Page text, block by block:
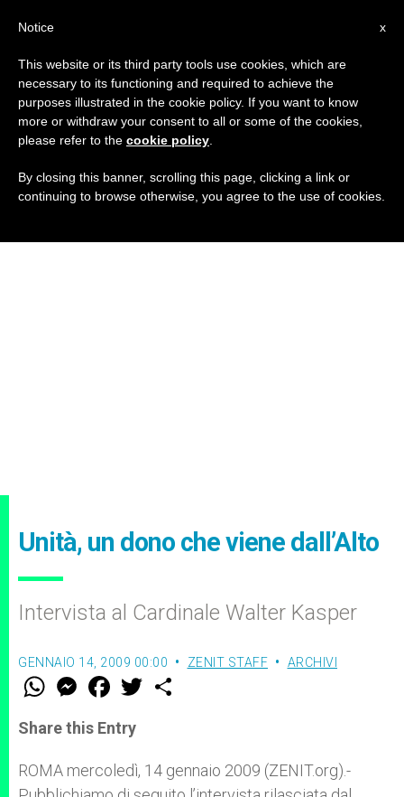
Unità, un dono che viene dall’Alto
Intervista al Cardinale Walter Kasper
GENNAIO 14, 2009 00:00 ZENIT STAFF ARCHIVI
W
t
s
p
p
M
e
s
e
g
e
F
a
e
b
o
k
w
r
Share this Entry
ROMA mercoledì, 14 gennaio 2009 (ZENIT.org).-
x
Notice
This website or its third party tools use cookies, which are
necessary to its functioning and required to achieve the
purposes illustrated in the cookie policy. If you want to know
more or withdraw your consent to all or some of the cookies,
please refer to the cookie policy
By closing this banner, scrolling this page, clicking a link or
continuing to browse otherwise, you agree to the use of cookies.